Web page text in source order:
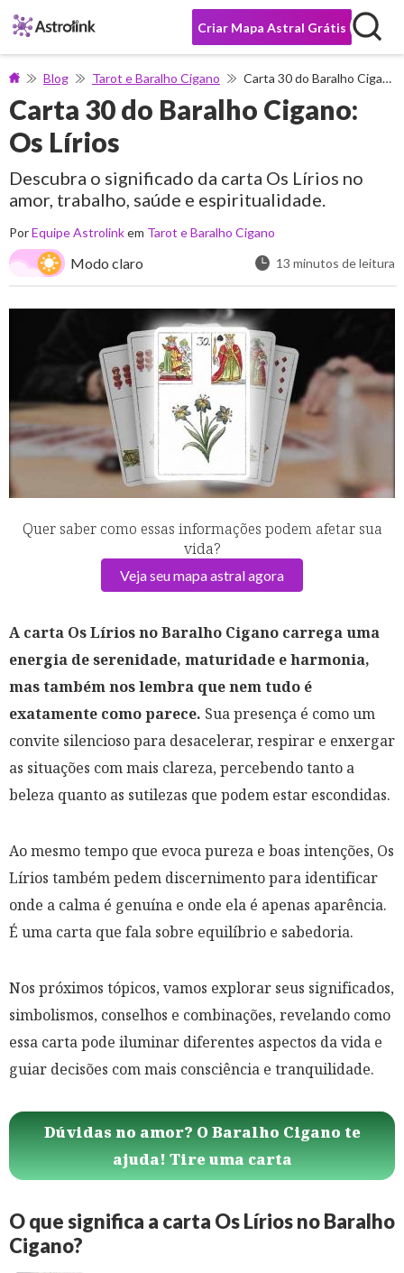
Criar Mapa Astral Grátis
Blog Tarot e Baralho Cigano Carta 30 do Baralho Cigano: Os Lírios
Carta 30 do Baralho Cigano:
Os Lírios
Descubra o significado da carta Os Lírios no
amor, trabalho, saúde e espiritualidade.
PorEquipe Astrolinkem Tarot e Baralho Cigano
Modo claro 13 minutos de leitura
Quer saber como essas informações podem afetar sua
vida?
Veja seu mapa astral agora
A carta Os Lírios no Baralho Cigano carrega uma
energia de serenidade, maturidade e harmonia,
mas também nos lembra que nem tudo é
exatamente como parece. Sua presença é como um
convite silencioso para desacelerar, respirar e enxergar
as situações com mais clareza, percebendo tanto a
beleza quanto as sutilezas que podem estar escondidas.
Ao mesmo tempo que evoca pureza e boas intenções, Os
Lírios também pedem discernimento para identificar
onde a calma é genuína e onde ela é apenas aparência.
É uma carta que fala sobre equilíbrio e sabedoria.
Nos próximos tópicos, vamos explorar seus significados,
simbolismos, conselhos e combinações, revelando como
essa carta pode iluminar diferentes aspectos da vida e
guiar decisões com mais consciência e tranquilidade.
Dúvidas no amor? O Baralho Cigano te
ajuda! Tire uma carta
O que significa a carta Os Lírios no Baralho
Cigano?